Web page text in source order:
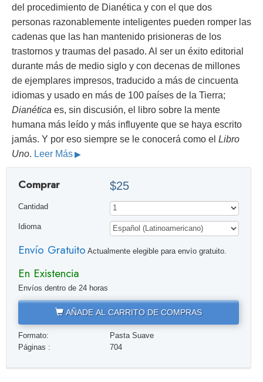
del procedimiento de Dianética y con el que dos
personas razonablemente inteligentes pueden romper las
cadenas que las han mantenido prisioneras de los
trastornos y traumas del pasado. Al ser un éxito editorial
durante más de medio siglo y con decenas de millones
de ejemplares impresos, traducido a más de cincuenta
idiomas y usado en más de 100 países de la Tierra;
Dianética es, sin discusión, el libro sobre la mente
humana más leído y más influyente que se haya escrito
jamás. Y por eso siempre se le conocerá como el Libro
Uno. Leer Más
Comprar $25
Cantidad
Idioma
Envío Gratuito Actualmente elegible para envío gratuito.
En Existencia
Envíos dentro de 24 horas
AÑADE AL CARRITO DE COMPRAS
Formato:
Pasta Suave
Páginas :
704